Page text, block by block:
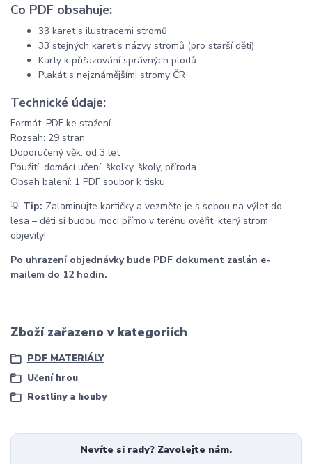
Co PDF obsahuje:
33 karet s ilustracemi stromů
33 stejných karet s názvy stromů (pro starší děti)
Karty k přiřazování správných plodů
Plakát s nejznámějšími stromy ČR
Technické údaje:
Formát: PDF ke stažení
Rozsah: 29 stran
Doporučený věk: od 3 let
Použití: domácí učení, školky, školy, příroda
Obsah balení: 1 PDF soubor k tisku
💡 Tip: Zalaminujte kartičky a vezměte je s sebou na výlet do
lesa – děti si budou moci přímo v terénu ověřit, který strom
objevily!
Po uhrazení objednávky bude PDF dokument zaslán e-
mailem do 12 hodin.
Zboží zařazeno v kategoriích
PDF MATERIÁLY
Učení hrou
Rostliny a houby
Nevíte si rady? Zavolejte nám.